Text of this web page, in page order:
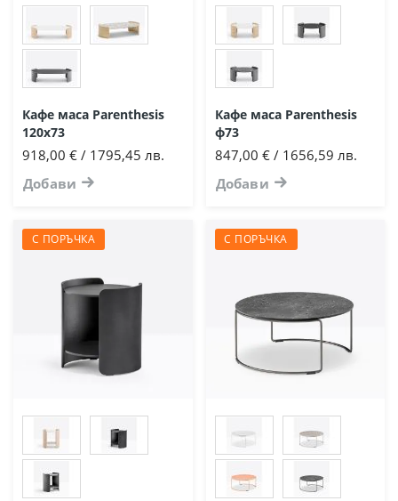
Кафе маса Parenthesis
120х73
918,00 € / 1795,45 лв.
Добави
Кафе маса Parenthesis
ф73
847,00 € / 1656,59 лв.
Добави
С ПОРЪЧКА С ПОРЪЧКА